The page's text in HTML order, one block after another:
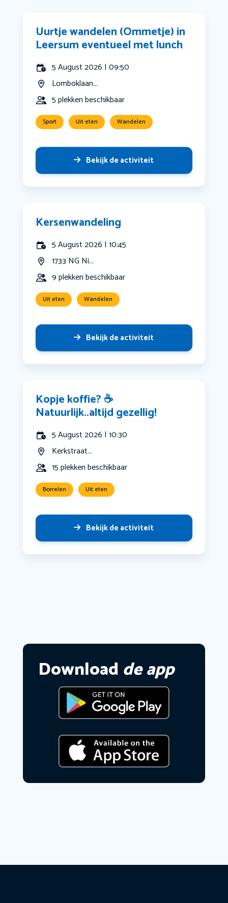
Uurtje wandelen (Ommetje) in
Leersum eventueel met lunch
5 August 2026 | 09:50
Lomboklaan...
5 plekken beschikbaar
Sport Uit eten Wandelen
Bekijk de activiteit
Kersenwandeling
5 August 2026 | 10:45
1733 NG Ni...
9 plekken beschikbaar
Uit eten Wandelen
Bekijk de activiteit
Kopje koffie? ☕️
Natuurlijk..altijd gezellig!
5 August 2026 | 10:30
Kerkstraat...
15 plekken beschikbaar
Borrelen Uit eten
Bekijk de activiteit
Download de app